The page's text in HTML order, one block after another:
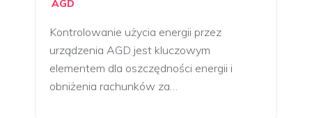
AGD
Kontrolowanie użycia energii przez
urządzenia AGD jest kluczowym
elementem dla oszczędności energii i
obniżenia rachunków za…